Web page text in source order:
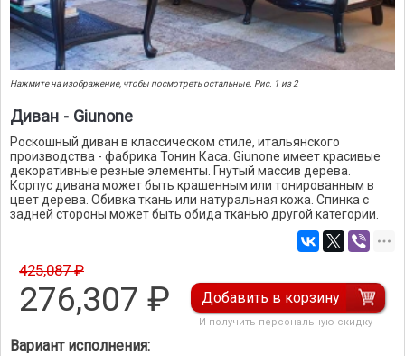
Нажмите на изображение, чтобы посмотреть остальные. Рис. 1 из 2
Диван - Giunone
Роскошный диван в классическом стиле, итальянского
производства - фабрика Тонин Каса. Giunone имеет красивые
декоративные резные элементы. Гнутый массив дерева.
Корпус дивана может быть крашенным или тонированным в
цвет дерева. Обивка ткань или натуральная кожа. Спинка с
задней стороны может быть обида тканью другой категории.
425,087 ₽
276,307 ₽ Добавить в корзину
И получить персональную скидку
Вариант исполнения: